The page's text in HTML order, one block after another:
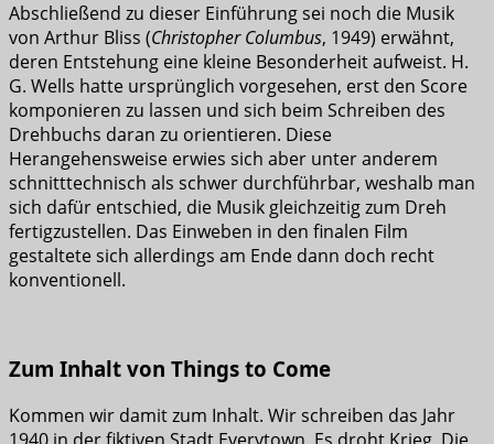
Abschließend zu dieser Einführung sei noch die Musik
von Arthur Bliss (Christopher Columbus, 1949) erwähnt,
deren Entstehung eine kleine Besonderheit aufweist. H.
G. Wells hatte ursprünglich vorgesehen, erst den Score
komponieren zu lassen und sich beim Schreiben des
Drehbuchs daran zu orientieren. Diese
Herangehensweise erwies sich aber unter anderem
schnitttechnisch als schwer durchführbar, weshalb man
sich dafür entschied, die Musik gleichzeitig zum Dreh
fertigzustellen. Das Einweben in den finalen Film
gestaltete sich allerdings am Ende dann doch recht
konventionell.
Zum Inhalt von Things to Come
Kommen wir damit zum Inhalt. Wir schreiben das Jahr
1940 in der fiktiven Stadt Everytown. Es droht Krieg. Die